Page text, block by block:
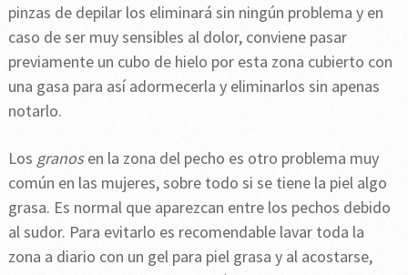
pinzas de depilar los eliminará sin ningún problema y en
caso de ser muy sensibles al dolor, conviene pasar
previamente un cubo de hielo por esta zona cubierto con
una gasa para así adormecerla y eliminarlos sin apenas
notarlo.
Los granosen la zona del pecho es otro problema muy
común en las mujeres, sobre todo si se tiene la piel algo
grasa. Es normal que aparezcan entre los pechos debido
al sudor. Para evitarlo es recomendable lavar toda la
zona a diario con un gel para piel grasa y al acostarse,